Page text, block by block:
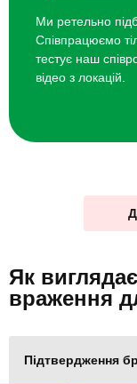
Ми ретельно
Співпрацюємо
тестує наш
відео з локацій.
Як виглядає
враження
Підтвердження